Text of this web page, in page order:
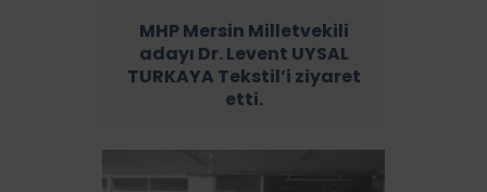
MHP Mersin Milletvekili
adayı Dr. Levent UYSAL
TURKAYA Tekstil’i ziyaret
etti.